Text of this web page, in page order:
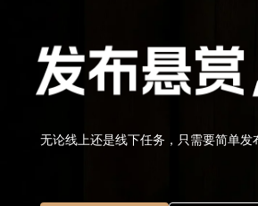
无论线上还是线下任务，只需要简单